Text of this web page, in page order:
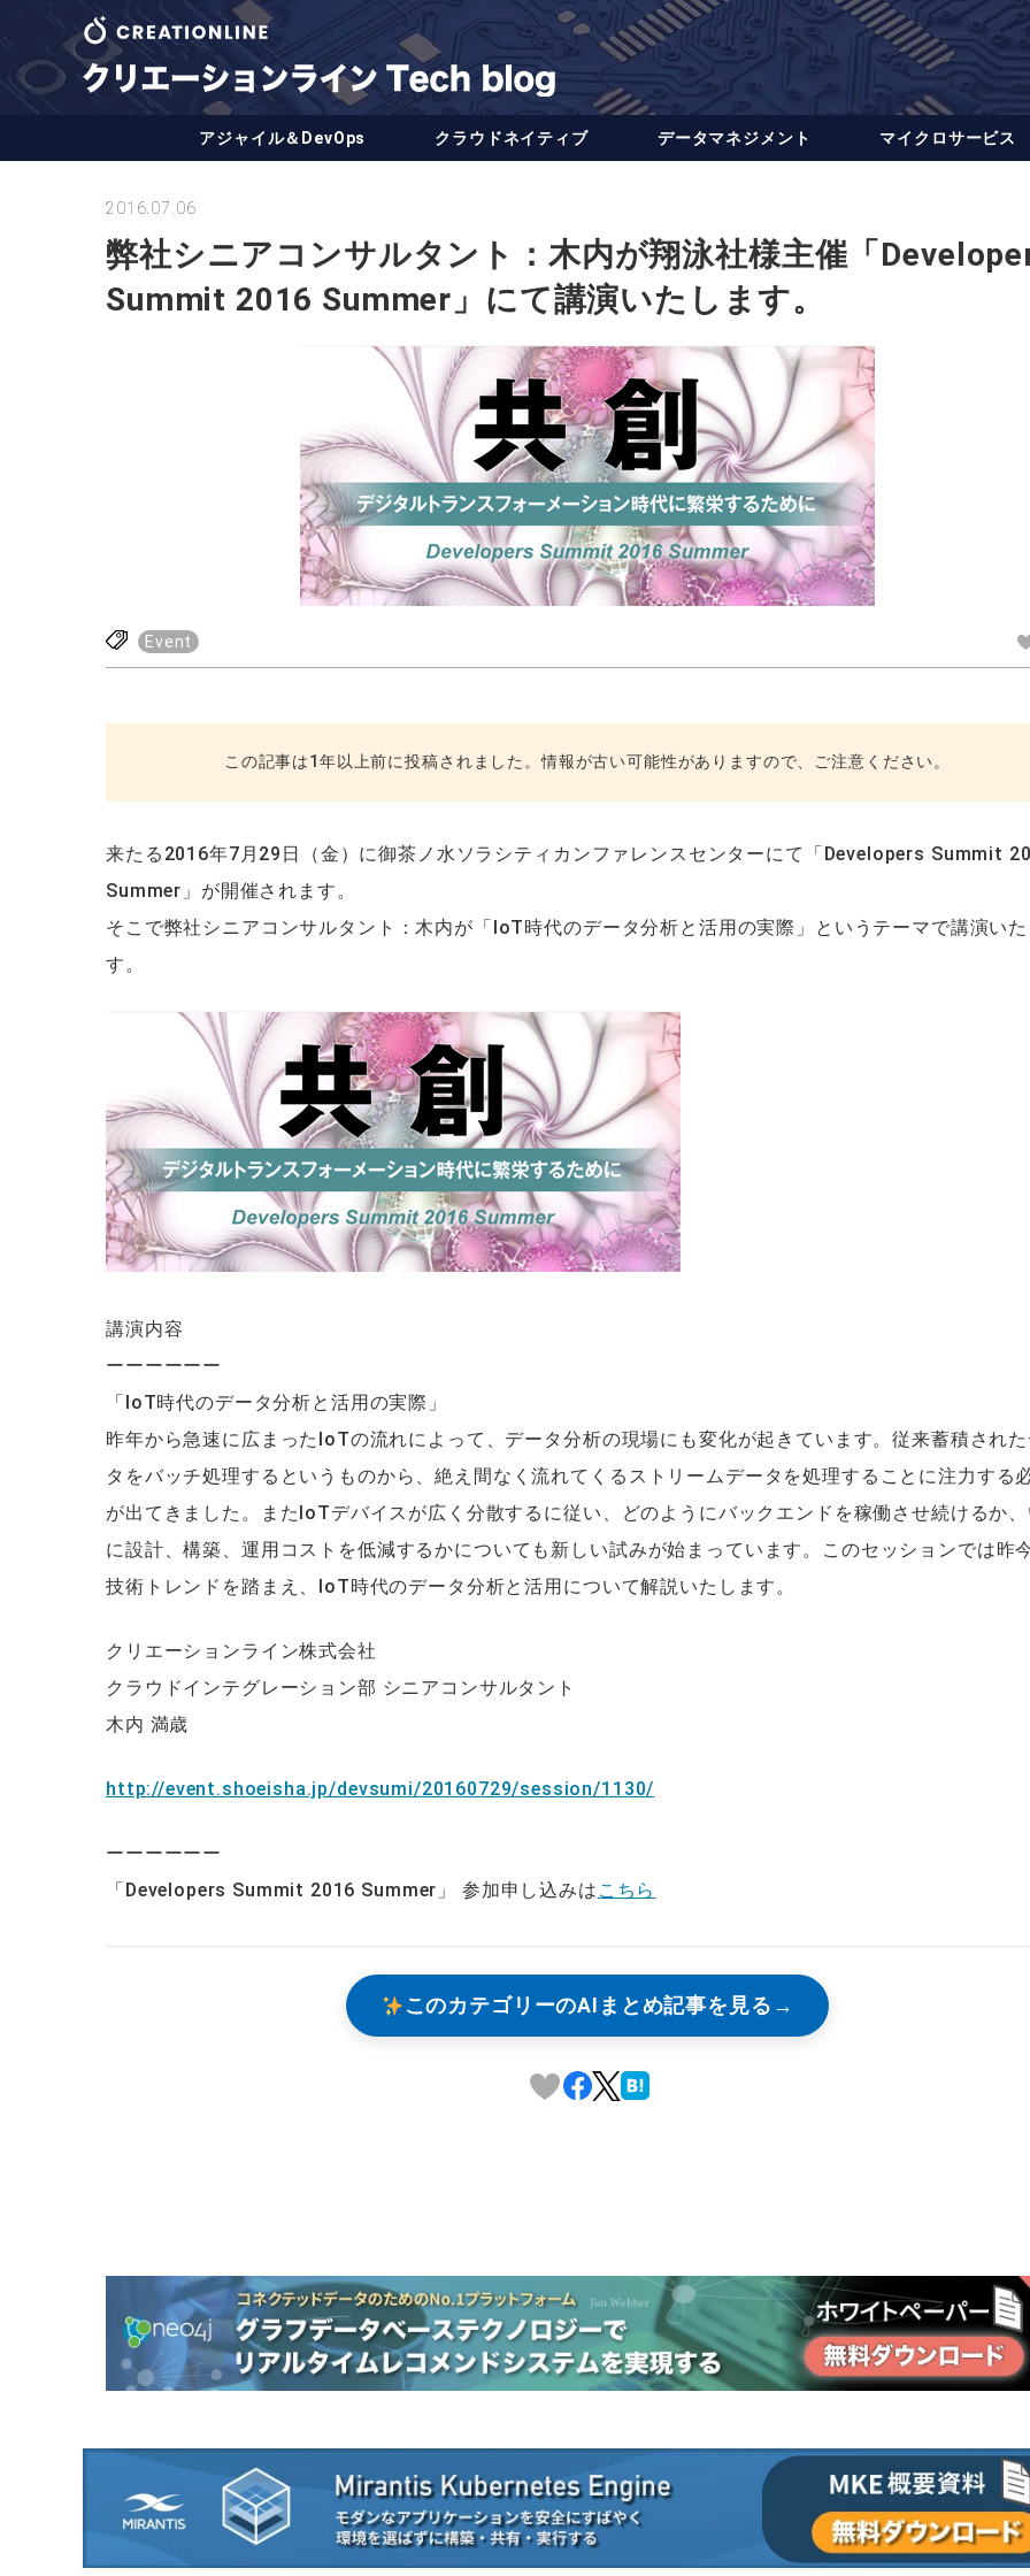
アジャイル＆DevOps クラウドネイティブ データ​​マネジメント マイクロサービス
2016.07.06
弊社シニアコンサルタント：木内が翔泳社様主催「
Summit 2016 Summer」にて講演いたします。
Event
この記事は1年以上前に投稿されました。情報が古い可能性がありますので、ご注意ください。
来たる2016年7月29日（金）に御茶ノ水ソラシティカンファレンスセンターにて「Developers Summit
Summer」が開催されます。
そこで弊社シニアコンサルタント：木内が「IoT時代のデータ分析と活用の実際」というテーマで講演い
す。
講演内容
ーーーーーー
「IoT時代のデータ分析と活用の実際」
昨年から急速に広まったIoTの流れによって、データ分析の現場にも変化が起きています。従来蓄積され
タをバッチ処理するというものから、絶え間なく流れてくるストリームデータを処理することに注力する
が出てきました。またIoTデバイスが広く分散するに従い、どのようにバックエンドを稼働させ続けるか
に設計、構築、運用コストを低減するかについても新しい試みが始まっています。このセッションでは昨
技術トレンドを踏まえ、IoT時代のデータ分析と活用について解説いたします。
クリエーションライン株式会社
クラウドインテグレーション部 シニアコンサルタント
木内 満歳
http://event.shoeisha.jp/devsumi/20160729/session/1130/
ーーーーーー
「Developers Summit 2016 Summer」 参加申し込みは こちら
このカテゴリーのAIまとめ記事を見る